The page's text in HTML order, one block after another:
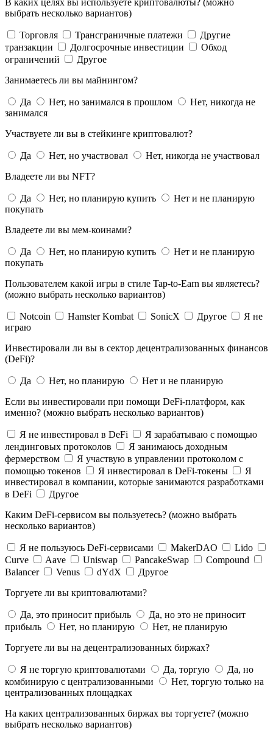
выбрать несколько вариантов)
Торговля Трансграничные платежи
Другие
транзакции
Долгосрочные инвестиции
Обход
ограничений
Другое
Занимаетесь ли вы майнингом?
Да Нет, но занимался в прошлом
Нет, никогда не
занимался
Участвуете ли вы в стейкинге криптовалют?
Да Нет, но участвовал
Нет, никогда не участвовал
Владеете ли вы NFT?
Да Нет, но планирую купить
Нет и не планирую
покупать
Владеете ли вы мем-коинами?
Да Нет, но планирую купить
Нет и не планирую
покупать
Пользователем какой игры в стиле Tap-to-Earn вы являетесь?
(можно выбрать несколько вариантов)
Notcoin Hamster Kombat SonicX Другое
Я не
играю
Инвестировали ли вы в сектор децентрализованных финансов
(DeFi)?
Да Нет, но планирую
Нет и не планирую
Если вы инвестировали при помощи DeFi-платформ, как
именно? (можно выбрать несколько вариантов)
Я не инвестировал в DeFi
Я зарабатываю с помощью
лендинговых протоколов
Я занимаюсь доходным
фермерством
Я участвую в управлении протоколом с
помощью токенов
Я инвестировал в DeFi-токены
Я
инвестировал в компании, которые занимаются разработками
в DeFi
Другое
Каким DeFi-сервисом вы пользуетесь? (можно выбрать
несколько вариантов)
Я не пользуюсь DeFi-сервисами MakerDAO
Lido
Curve
Aave Uniswap PancakeSwap
Compound
Balancer
Venus dYdX
Другое
Торгуете ли вы криптовалютами?
Да, это приносит прибыль
Да, но это не приносит
прибыль
Нет, но планирую
Нет, не планирую
Торгуете ли вы на децентрализованных биржах?
Я не торгую криптовалютами Да, торгую
Да, но
комбинирую с централизованными
Нет, торгую только на
централизованных площадках
На каких централизованных биржах вы торгуете? (можно
выбрать несколько вариантов)